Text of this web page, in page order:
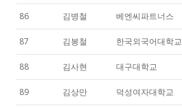
86 김병철 베엔씨파트너스
87 김봉철 한국외국어대학교
88 김사현 대구대학교
89 김상만 덕성여자대학교